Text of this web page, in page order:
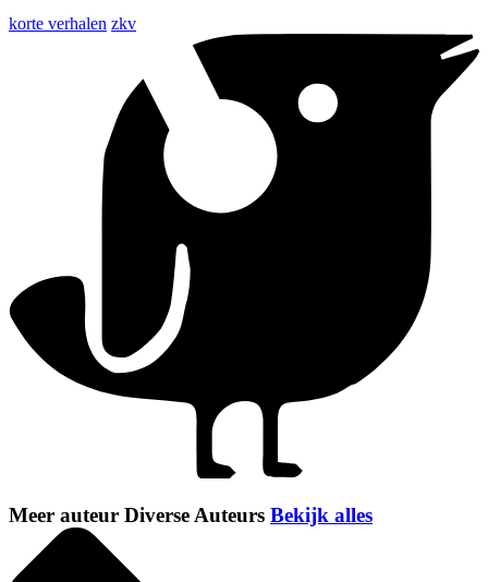
korte verhalen zkv
Meer auteur Diverse Auteurs Bekijk alles